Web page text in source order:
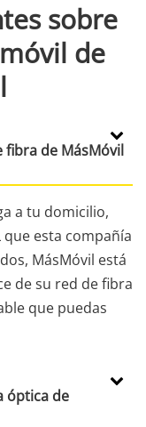
sobre
de
fibra de MásMóvil
a tu domicilio,
esta compañía
MásMóvil está
de su red de fibra
que puedas
óptica de